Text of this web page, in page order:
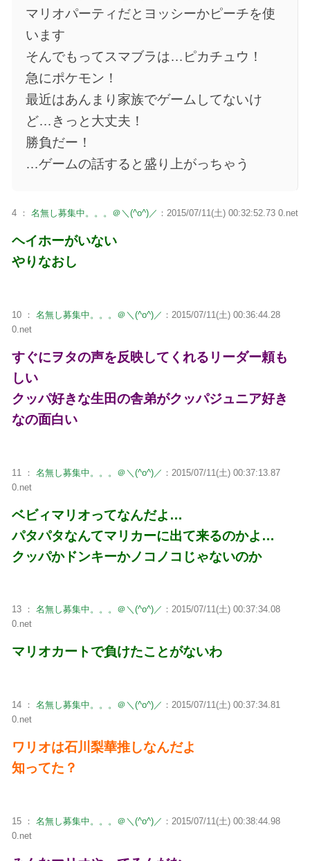
マリオパーティだとヨッシーかピーチを使
います
そんでもってスマブラは…ピカチュウ！
急にポケモン！
最近はあんまり家族でゲームしてないけ
ど…きっと大丈夫！
勝負だー！
…ゲームの話すると盛り上がっちゃう
4 ： 名無し募集中。。。＠＼(^o^)／ ：2015/07/11(土) 00:32:52.73 0.net
ヘイホーがいない
やりなおし
10 ： 名無し募集中。。。＠＼(^o^)／ ：2015/07/11(土) 00:36:44.28
0.net
すぐにヲタの声を反映してくれるリーダー頼も
しい
クッパ好きな生田の舎弟がクッパジュニア好き
なの面白い
11 ： 名無し募集中。。。＠＼(^o^)／ ：2015/07/11(土) 00:37:13.87
0.net
ベビィマリオってなんだよ…
パタパタなんてマリカーに出て来るのかよ…
クッパかドンキーかノコノコじゃないのか
13 ： 名無し募集中。。。＠＼(^o^)／ ：2015/07/11(土) 00:37:34.08
0.net
マリオカートで負けたことがないわ
14 ： 名無し募集中。。。＠＼(^o^)／ ：2015/07/11(土) 00:37:34.81
0.net
ワリオは石川梨華推しなんだよ
知ってた？
15 ： 名無し募集中。。。＠＼(^o^)／ ：2015/07/11(土) 00:38:44.98
0.net